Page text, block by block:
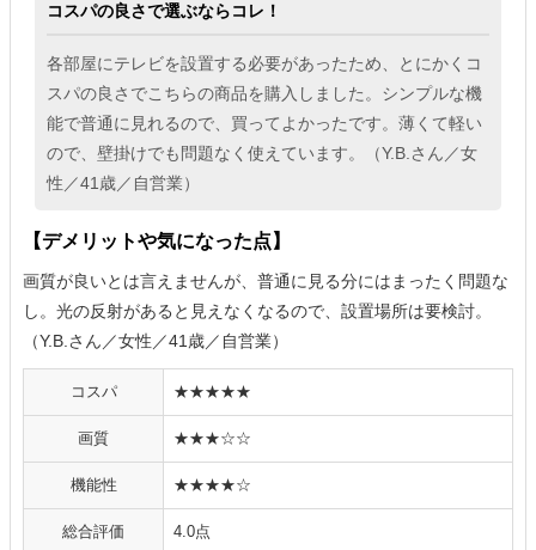
コスパの良さで選ぶならコレ！
各部屋にテレビを設置する必要があったため、とにかくコ
スパの良さでこちらの商品を購入しました。シンプルな機
能で普通に見れるので、買ってよかったです。薄くて軽い
ので、壁掛けでも問題なく使えています。（Y.B.さん／女
性／41歳／自営業）
【デメリットや気になった点】
画質が良いとは言えませんが、普通に見る分にはまったく問題な
し。光の反射があると見えなくなるので、設置場所は要検討。
（Y.B.さん／女性／41歳／自営業）
コスパ ★★★★★
画質 ★★★☆☆
機能性 ★★★★☆
総合評価 4.0点